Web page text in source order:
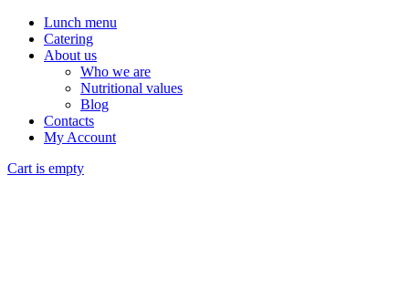
Lunch menu
Catering
About us
Who we are
Nutritional values
Blog
Contacts
My Account
Cart is empty